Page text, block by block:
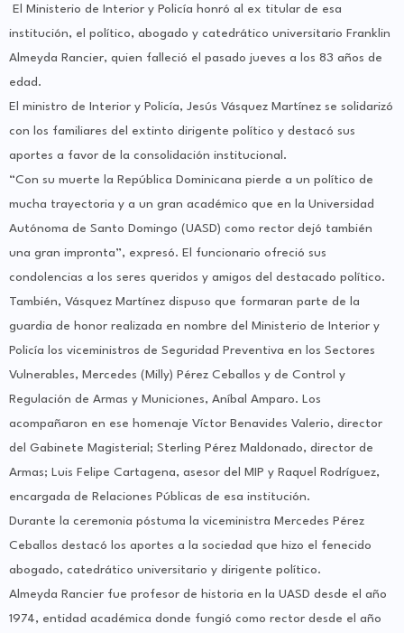
El Ministerio de Interior y Policía honró al ex titular de esa
institución, el político, abogado y catedrático universitario Franklin
Almeyda Rancier, quien falleció el pasado jueves a los 83 años de
edad.
El ministro de Interior y Policía, Jesús Vásquez Martínez se solidarizó
con los familiares del extinto dirigente político y destacó sus
aportes a favor de la consolidación institucional.
“Con su muerte la República Dominicana pierde a un político de
mucha trayectoria y a un gran académico que en la Universidad
Autónoma de Santo Domingo (UASD) como rector dejó también
una gran impronta”, expresó. El funcionario ofreció sus
condolencias a los seres queridos y amigos del destacado político.
También, Vásquez Martínez dispuso que formaran parte de la
guardia de honor realizada en nombre del Ministerio de Interior y
Policía los viceministros de Seguridad Preventiva en los Sectores
Vulnerables, Mercedes (Milly) Pérez Ceballos y de Control y
Regulación de Armas y Municiones, Aníbal Amparo. Los
acompañaron en ese homenaje Víctor Benavides Valerio, director
del Gabinete Magisterial; Sterling Pérez Maldonado, director de
Armas; Luis Felipe Cartagena, asesor del MIP y Raquel Rodríguez,
encargada de Relaciones Públicas de esa institución.
Durante la ceremonia póstuma la viceministra Mercedes Pérez
Ceballos destacó los aportes a la sociedad que hizo el fenecido
abogado, catedrático universitario y dirigente político.
Almeyda Rancier fue profesor de historia en la UASD desde el año
1974, entidad académica donde fungió como rector desde el año